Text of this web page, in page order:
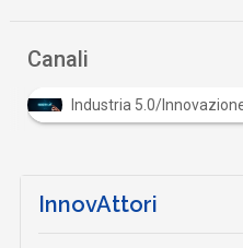
Canali
Industria 5.0/
InnovAttori